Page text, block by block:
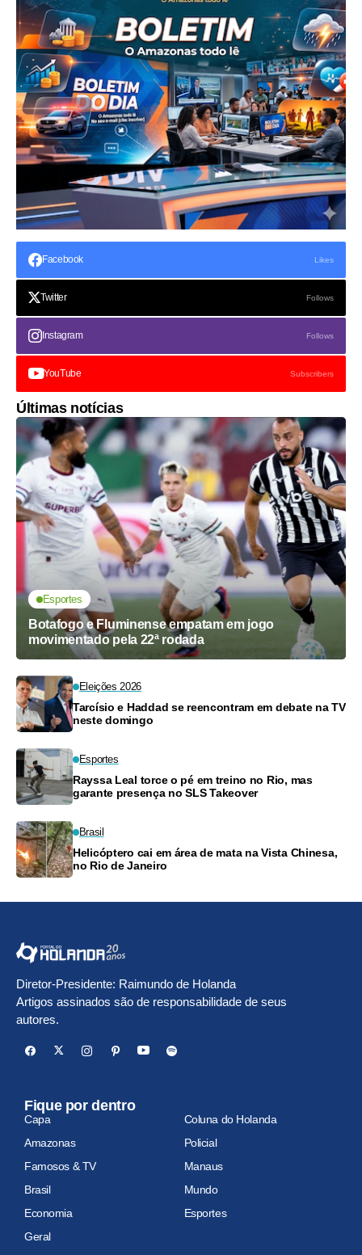
Facebook Likes
Twitter Follows
Instagram Follows
YouTube Subscribers
Últimas notícias
Esportes
Botafogo e Fluminense empatam em jogo
movimentado pela 22ª rodada
Eleições 2026
Tarcísio e Haddad se reencontram em debate na TV
neste domingo
Esportes
Rayssa Leal torce o pé em treino no Rio, mas
garante presença no SLS Takeover
Brasil
Helicóptero cai em área de mata na Vista Chinesa,
no Rio de Janeiro
Diretor-Presidente: Raimundo de Holanda
Artigos assinados são de responsabilidade de seus
autores.
Fique por dentro
Capa
Coluna do Holanda
Amazonas
Policial
Famosos & TV
Manaus
Brasil
Mundo
Economia
Esportes
Geral